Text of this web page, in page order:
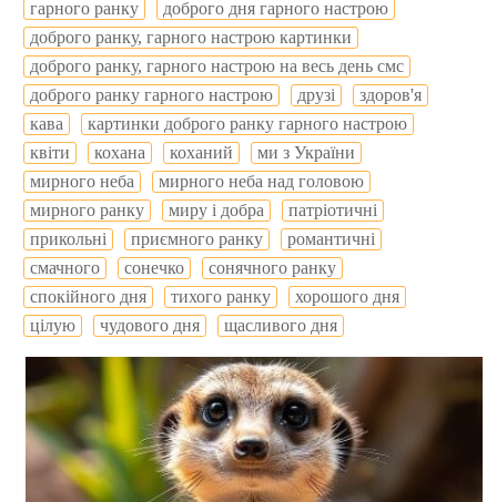
гарного ранку
доброго дня гарного настрою
доброго ранку, гарного настрою картинки
доброго ранку, гарного настрою на весь день смс
доброго ранку гарного настрою
друзі
здоров'я
кава
картинки доброго ранку гарного настрою
квіти
кохана коханий
ми з України
мирного неба
мирного неба над головою
мирного ранку
миру і добра
патріотичні
прикольні
приємного ранку
романтичні
смачного
сонечко
сонячного ранку
спокійного дня
тихого ранку
хорошого дня
цілую
чудового дня щасливого дня